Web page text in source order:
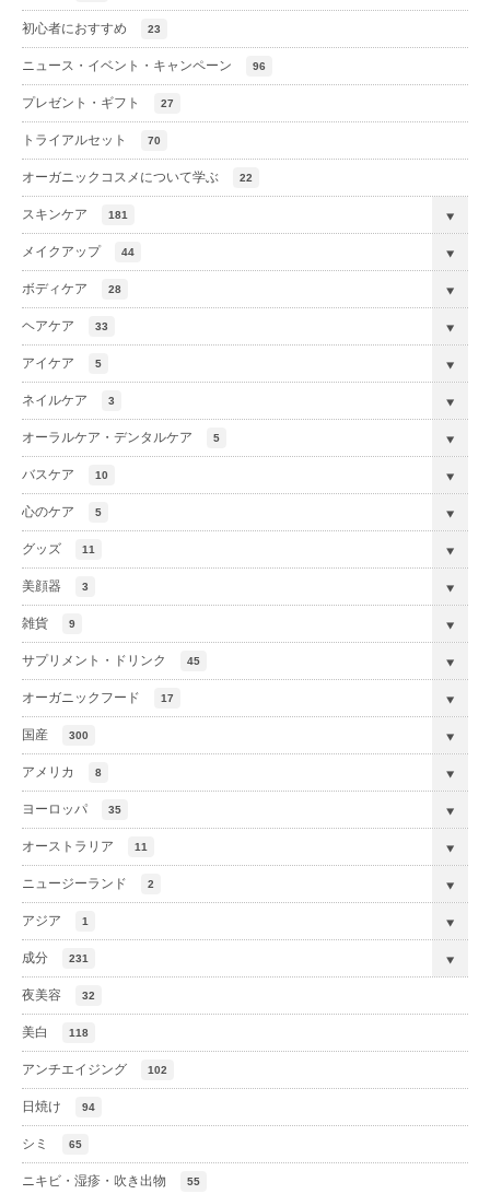
初心者におすすめ 23
ニュース・イベント・キャンペーン 96
プレゼント・ギフト 27
トライアルセット 70
オーガニックコスメについて学ぶ 22
スキンケア 181
メイクアップ 44
ボディケア 28
ヘアケア 33
アイケア 5
ネイルケア 3
オーラルケア・デンタルケア 5
バスケア 10
心のケア 5
グッズ 11
美顔器 3
雑貨 9
サプリメント・ドリンク 45
オーガニックフード 17
国産 300
アメリカ 8
ヨーロッパ 35
オーストラリア 11
ニュージーランド 2
アジア 1
成分 231
夜美容 32
美白 118
アンチエイジング 102
日焼け 94
シミ 65
ニキビ・湿疹・吹き出物 55